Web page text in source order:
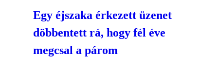
Egy éjszaka érkezett üzenet
döbbentett rá, hogy fél éve
megcsal a párom